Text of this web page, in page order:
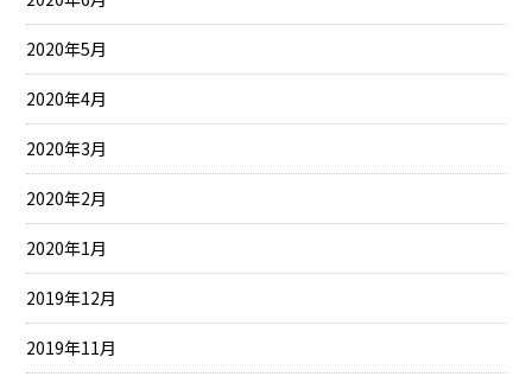
2020年5月
2020年4月
2020年3月
2020年2月
2020年1月
2019年12月
2019年11月